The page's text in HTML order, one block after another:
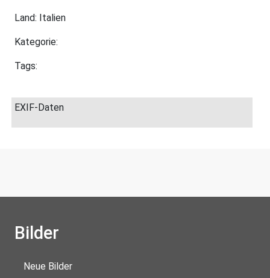
Land: Italien
Kategorie:
Tags:
EXIF-Daten
Bilder
Neue Bilder